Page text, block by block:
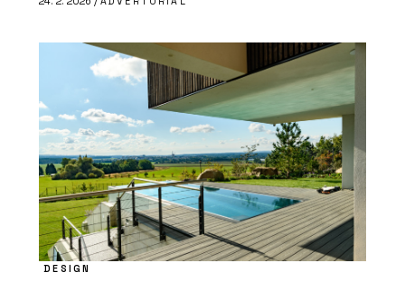
DESIGN